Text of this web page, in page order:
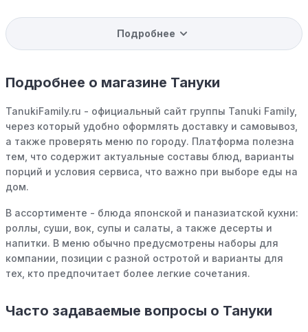
Программы вознаграждений: Скорее всего, в
компании Тануки есть программы поощрения,
покупках. Накапливайте баллы и обменивайте их на
Совершать покупки во время распродаж:
крупными распродажами, такими как "черная
пятница" или сезонными акциями. В такие периоды
розничные компании часто предлагают значительные
Бросьте корзину:
Если Вы не торопитесь с покупкой,
два. В некоторых случаях существует большая
вероятность того, что интернет-магазины, включая
Тануки, могут прислать вам код скидки, чтобы
Межсезонные покупки: Приобретайте товары во
Подробнее
Подробнее о магазине Тануки
TanukiFamily.ru - официальный сайт группы Tanuki Family,
через который удобно оформлять доставку и самовывоз,
а также проверять меню по городу. Платформа полезна
тем, что содержит актуальные составы блюд, варианты
порций и условия сервиса, что важно при выборе еды на
дом.
В ассортименте - блюда японской и паназиатской кухни:
роллы, суши, вок, супы и салаты, а также десерты и
напитки. В меню обычно предусмотрены наборы для
компании, позиции с разной остротой и варианты для
тех, кто предпочитает более легкие сочетания.
Часто задаваемые вопросы о Тануки